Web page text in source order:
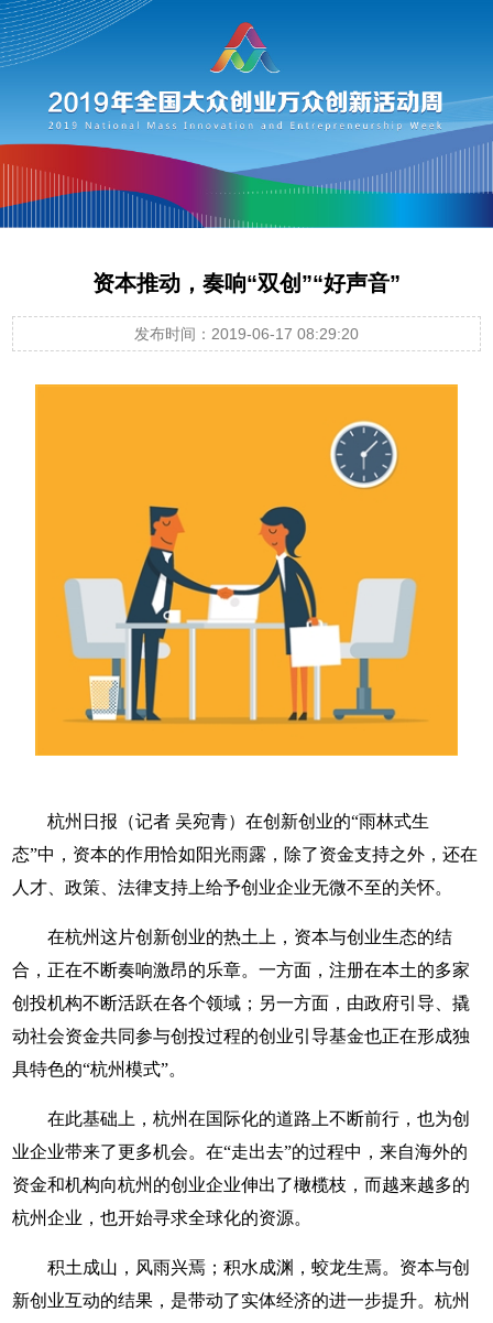
资本推动，奏响“双创”“好声音”
发布时间：2019-06-17 08:29:20
杭州日报（记者 吴宛青）在创新创业的“雨林式生
态”中，资本的作用恰如阳光雨露，除了资金支持之外，还在
人才、政策、法律支持上给予创业企业无微不至的关怀。
在杭州这片创新创业的热土上，资本与创业生态的结
合，正在不断奏响激昂的乐章。一方面，注册在本土的多家
创投机构不断活跃在各个领域；另一方面，由政府引导、撬
动社会资金共同参与创投过程的创业引导基金也正在形成独
具特色的“杭州模式”。
在此基础上，杭州在国际化的道路上不断前行，也为创
业企业带来了更多机会。在“走出去”的过程中，来自海外的
资金和机构向杭州的创业企业伸出了橄榄枝，而越来越多的
杭州企业，也开始寻求全球化的资源。
积土成山，风雨兴焉；积水成渊，蛟龙生焉。资本与创
新创业互动的结果，是带动了实体经济的进一步提升。杭州